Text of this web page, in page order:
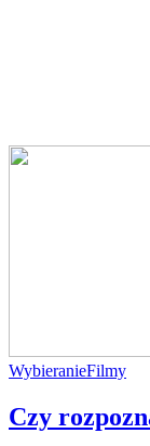
WybieranieFilmy
Czy